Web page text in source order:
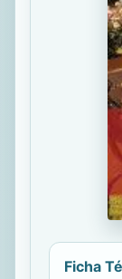
Ficha